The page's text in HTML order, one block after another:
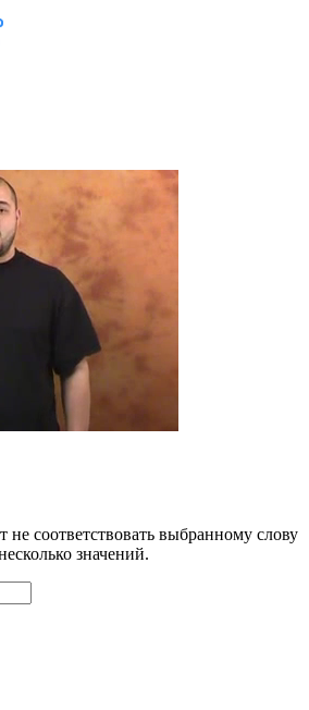
соответствовать выбранному слову
значений.